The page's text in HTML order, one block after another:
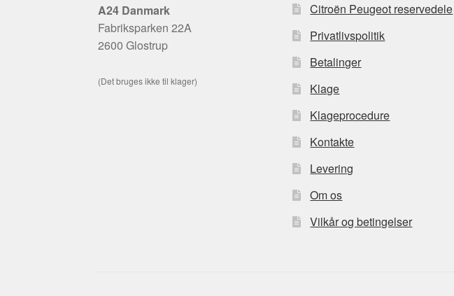
A24 Danmark
Fabriksparken 22A
2600 Glostrup
(Det bruges ikke til klager)
Citroën Peugeot reservedele
Privatlivspolitik
Betalinger
Klage
Klageprocedure
Kontakte
Levering
Om os
Vilkår og betingelser